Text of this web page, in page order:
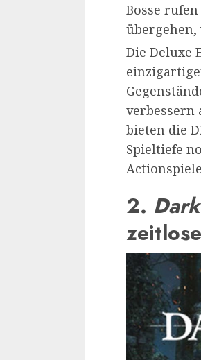
Bosse
Die Deluxe
verbessern
bieten die
Spieltiefe
2.